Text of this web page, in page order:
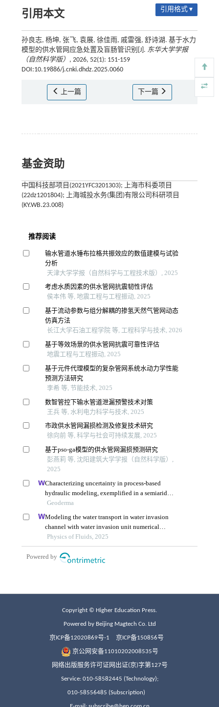
引用本文 引用格式 ▾
孙良志, 杨坤, 张飞, 袁展, 徐佳雨, 戚雷强, 舒诗湖. 基于水力
模型的供水管网应急处置及盲肠管识别[J]. 东华大学学报
（自然科学版） , 2026, 52(1): 151-159
DOI:10.19886/j.cnki.dhdz.2025.0060
上一篇 下一篇
基金资助
中国科技部项目(2021YFC3201303); 上海市科委项目
(22dz1201804); 上海城投水务(集团)有限公司科研项目
(KY.WB.23.008)
Copyright © Higher Education Press.
Powered by Beijing Magtech Co. Ltd
京ICP备12020869号-1 京ICP备150856号
京公网安备11010202008535号
网络出版服务许可证网出证(京)字第127号
Service: 010-58582445 (Technology);
010-58556485 (Subscription)